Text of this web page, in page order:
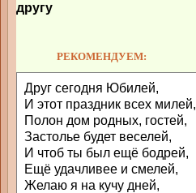
другу
РЕКОМЕНДУЕМ:
Друг сегодня Юбилей,
И этот праздник всех милей,
Полон дом родных, гостей,
Застолье будет веселей,
И чтоб ты был ещё бодрей,
Ещё удачливее и смелей,
Желаю я на кучу дней,